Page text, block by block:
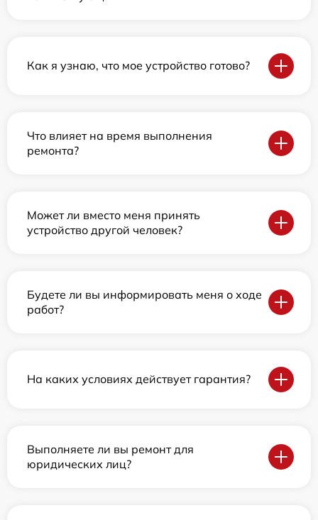
Как я узнаю, что мое устройство готово?
Что влияет на время выполнения
ремонта?
Может ли вместо меня принять
устройство другой человек?
Будете ли вы информировать меня о ходе
работ?
На каких условиях действует гарантия?
Выполняете ли вы ремонт для
юридических лиц?